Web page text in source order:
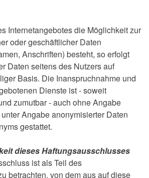
Internetangebotes die Möglichkeit zur
oder geschäftlicher Daten
Anschriften) besteht, so erfolgt
Daten seitens des Nutzers auf
Basis. Die Inanspruchnahme und
Dienste ist - soweit
zumutbar - auch ohne Angabe
Angabe anonymisierter Daten
gestattet.
dieses Haftungsausschlusses
ist als Teil des
betrachten, von dem aus auf diese